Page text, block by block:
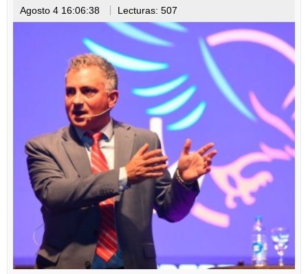
Agosto 4 16:06:38 Lecturas: 507